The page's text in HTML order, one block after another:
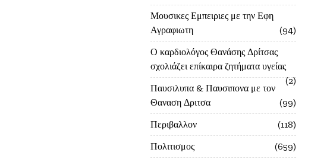
Μουσικες Εμπειριες με την Εφη
Αγραφιωτη
94
Ο καρδιολόγος Θανάσης Δρίτσας
σχολιάζει επίκαιρα ζητήματα υγείας
2
Παυσιλυπα & Παυσιπονα με τον
Θαναση Δριτσα
99
Περιβαλλον
118
Πολιτισμος
659